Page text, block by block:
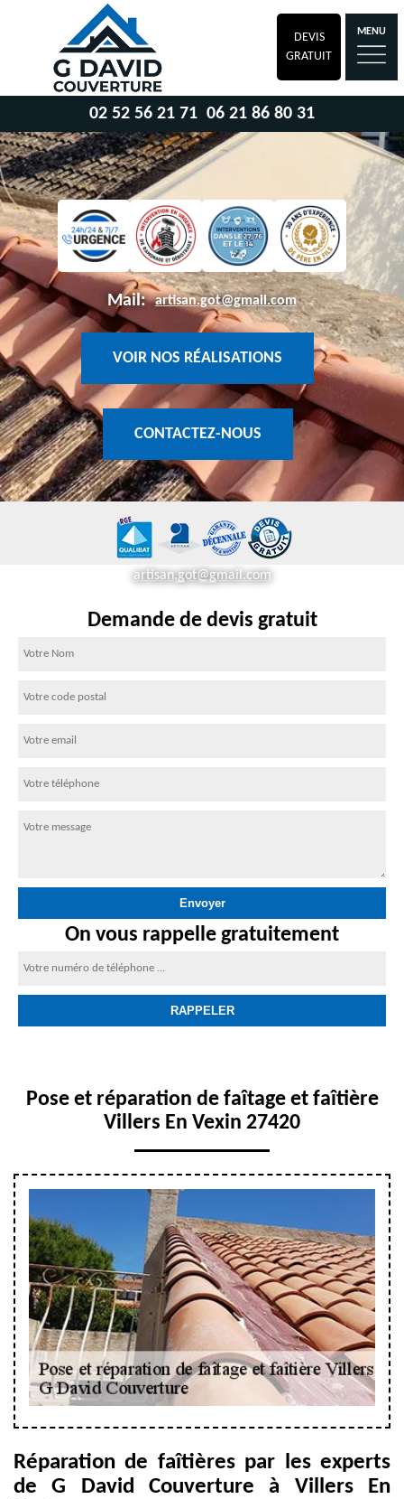
DEVIS
GRATUIT
MENU
02 52 56 21 71 06 21 86 80 31
Mail: artisan.got@gmail.com
VOIR NOS RÉALISATIONS
CONTACTEZ-NOUS
artisan.got@gmail.com
Demande de devis gratuit
On vous rappelle gratuitement
Pose et réparation de faîtage et faîtière
Villers En Vexin 27420
Réparation de faîtières par les experts
de G David Couverture à Villers En